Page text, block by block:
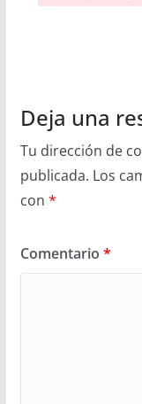
Deja una
Tu dirección de
publicada. Los
con *
Comentario *